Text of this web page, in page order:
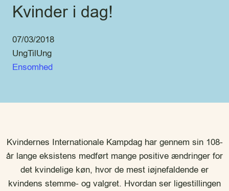
Kvinder i dag!
07/03/2018
UngTilUng
Ensomhed
Kvindernes Internationale Kampdag har gennem sin 108-
år lange eksistens medført mange positive ændringer for
det kvindelige køn, hvor de mest iøjnefaldende er
kvindens stemme- og valgret. Hvordan ser ligestillingen